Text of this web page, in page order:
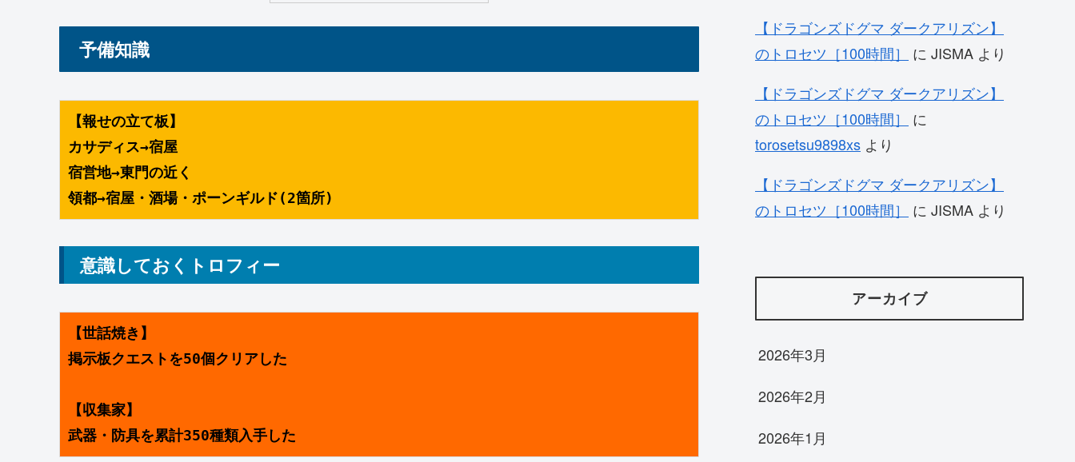
予備知識
【報せの立て板】
カサディス→宿屋
宿営地→東門の近く
領都→宿屋・酒場・ポーンギルド(2箇所)
意識しておくトロフィー
【世話焼き】
掲示板クエストを50個クリアした
【収集家】
武器・防具を累計350種類入手した
【ドラゴンズドグマ ダークアリズン】
のトロセツ［100時間］
に JISMA より
【ドラゴンズドグマ ダークアリズン】
のトロセツ［100時間］
に
torosetsu9898xs より
【ドラゴンズドグマ ダークアリズン】
のトロセツ［100時間］
に JISMA より
アーカイブ
2026年3月
2026年2月
2026年1月